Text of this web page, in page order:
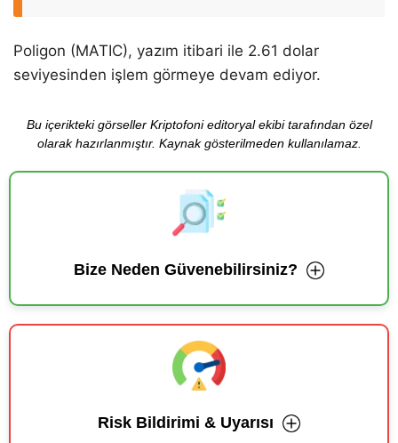
Poligon (MATIC), yazım itibari ile 2.61 dolar
seviyesinden işlem görmeye devam ediyor.
Bu içerikteki görseller Kriptofoni editoryal ekibi tarafından özel
olarak hazırlanmıştır. Kaynak gösterilmeden kullanılamaz.
Bize Neden Güvenebilirsiniz?
Risk Bildirimi & Uyarısı